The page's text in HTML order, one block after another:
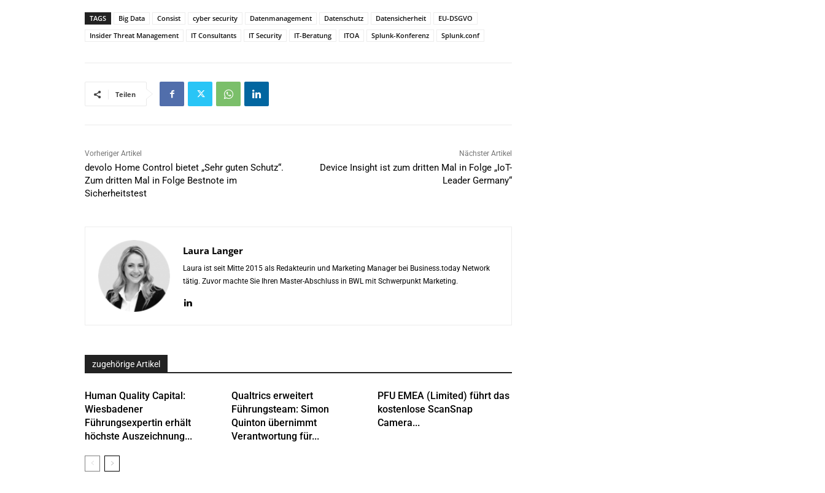
TAGS Big Data Consist cyber security Datenmanagement Datenschutz Datensicherheit
EU-DSGVO
Insider Threat Management
IT Consultants IT Security IT-Beratung ITOA Splunk-Konferenz Splunk.conf
Teilen
Vorheriger Artikel
devolo Home Control bietet „Sehr guten Schutz“.
Zum dritten Mal in Folge Bestnote im
Sicherheitstest
Nächster Artikel
Device Insight ist zum dritten Mal in Folge „IoT-
Leader Germany“
Laura Langer
Laura ist seit Mitte 2015 als Redakteurin und Marketing Manager bei Business.today Network
tätig. Zuvor machte Sie Ihren Master-Abschluss in BWL mit Schwerpunkt Marketing.
zugehörige Artikel
Human Quality Capital:
Wiesbadener
Führungsexpertin erhält
höchste Auszeichnung...
Qualtrics erweitert
Führungsteam: Simon
Quinton übernimmt
Verantwortung für...
PFU EMEA (Limited) führt das
kostenlose ScanSnap
Camera...